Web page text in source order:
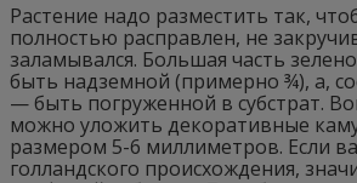
Растение надо разместить так,
полностью расправлен, не
заламывался. Большая часть
быть надземной (примерно ¾), а,
— быть погруженной в субстрат.
можно уложить декоративные
размером 5-6 миллиметров. Если
голландского происхождения,